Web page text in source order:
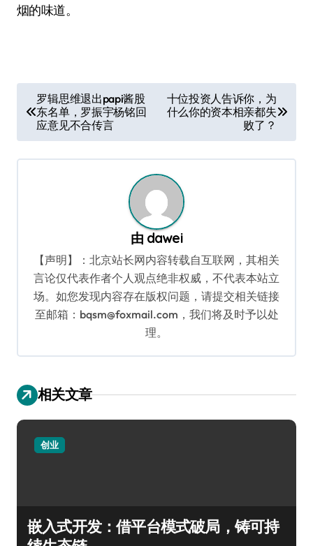
烟的味道。
章
导
航
罗辑思维退出papi酱股
东名单，罗振宇杨铭回
应意见不合传言
十位投资人告诉你，为
什么你的资本相亲都失
败了？
由 dawei
【声明】：北京站长网内容转载自互联网，其相关
言论仅代表作者个人观点绝非权威，不代表本站立
场。如您发现内容存在版权问题，请提交相关链接
至邮箱：bqsm@foxmail.com，我们将及时予以处
理。
相关文章
创业
嵌入式开发：借平台模式破局，铸可持